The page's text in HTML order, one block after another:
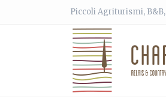
Piccoli Agriturismi,